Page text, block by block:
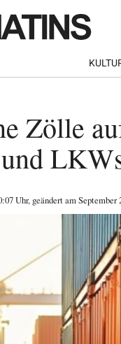
Zölle
Uhr, geändert am September